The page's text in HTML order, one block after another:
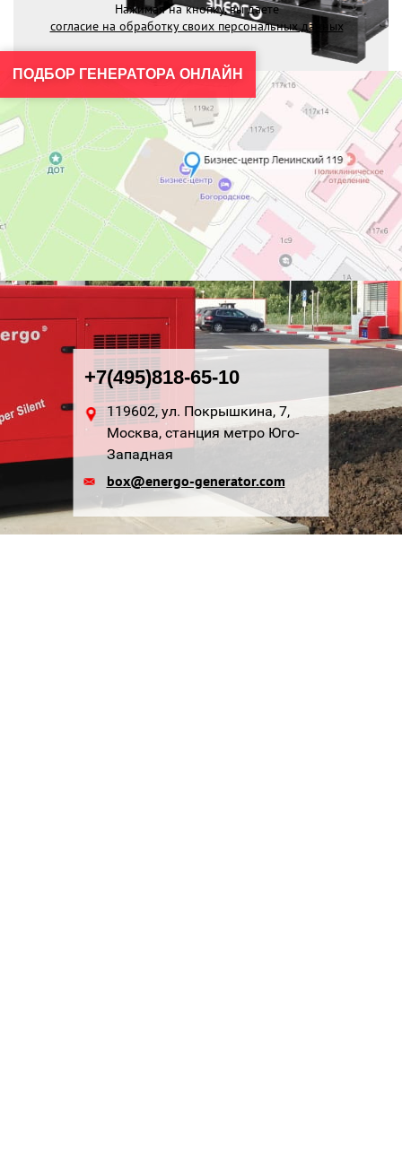
Нажимая на кнопку, вы даете
согласие на обработку своих персональных данных
+7(495)818-65-10
119602, ул. Покрышкина, 7,
Москва, станция метро Юго-
Западная
box@energo-generator.com
ПОДБОР ГЕНЕРАТОРА ОНЛАЙН